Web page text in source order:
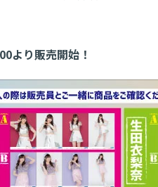
り販売開始！